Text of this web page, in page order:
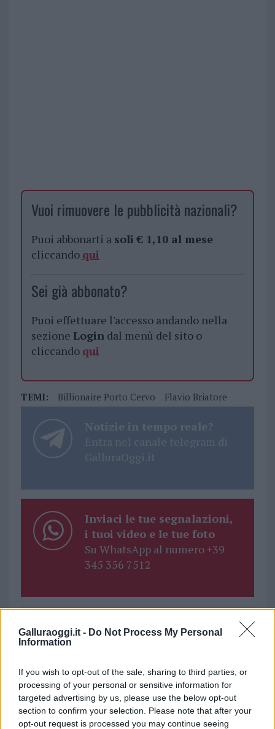
Galluraoggi.it - Do Not Process My Personal
Information
If you wish to opt-out of the sale, sharing to third parties, or
processing of your personal or sensitive information for
targeted advertising by us, please use the below opt-out
section to confirm your selection. Please note that after your
opt-out request is processed you may continue seeing
Vuoi rimuovere le pubblicità nazionali?
Puoi abbonarti a soli € 1,10 al mese
cliccando qui
Sei già abbonato?
Puoi effettuare l'accesso andando nella
sezione Logindal menù del sito o
cliccando qui
TEMI: Billionaire Porto Cervo Flavio Briatore
Notizie in tempo reale?
Entra nel canale telegram di
GalluraOggi.it
Inviaci le tue segnalazioni,
i tuoi video e le tue foto
Su WhatsApp al numero +39
345 356 7512
Ricevi le nostre ultime news
daGoogle News
Condividi l'articolo